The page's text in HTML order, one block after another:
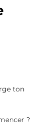
ton
?